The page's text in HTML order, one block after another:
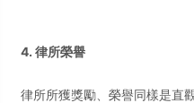
4. 律所榮譽
律所所獲獎勵、榮譽同樣是直